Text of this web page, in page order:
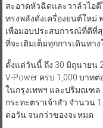
สะอาดหัวฉีดและวาล์วไอ
ทรงพลังดั่งเครื่องยนต์ใหม่
เพื่อมอบประสบการณ์ที่ดีที่
ที่จะเติมเต็มทุกการเดินทา
ตั้งแต่วันนี้ ถึง 30 มิถุนายน
V-Power ครบ 1,000 บาท
ในกรุงเทพฯ และปริมณฑล
กระทะตราเจ้าสัว จำนวน
ต่อวัน จนกว่าของจะหมด